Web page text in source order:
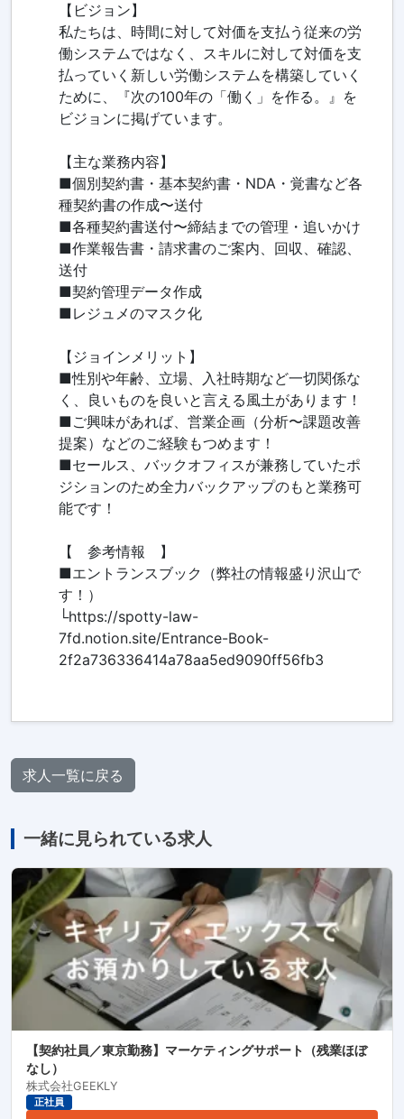
【ビジョン】
私たちは、時間に対して対価を支払う従来の労
働システムではなく、スキルに対して対価を支
払っていく新しい労働システムを構築していく
ために、『次の100年の「働く」を作る。』を
ビジョンに掲げています。
【主な業務内容】
■個別契約書・基本契約書・NDA・覚書など各
種契約書の作成〜送付
■各種契約書送付〜締結までの管理・追いかけ
■作業報告書・請求書のご案内、回収、確認、
送付
■契約管理データ作成
■レジュメのマスク化
【ジョインメリット】
■性別や年齢、立場、入社時期など一切関係な
く、良いものを良いと言える風土があります！
■ご興味があれば、営業企画（分析〜課題改善
提案）などのご経験もつめます！
■セールス、バックオフィスが兼務していたポ
ジションのため全力バックアップのもと業務可
能です！
【 参考情報 】
■エントランスブック（弊社の情報盛り沢山で
す！）
└https://spotty-law-
7fd.notion.site/Entrance-Book-
2f2a736336414a78aa5ed9090ff56fb3
求人一覧に戻る
一緒に見られている求人
【契約社員／東京勤務】マーケティングサポート（残業ほぼ
なし）
株式会社GEEKLY
正社員